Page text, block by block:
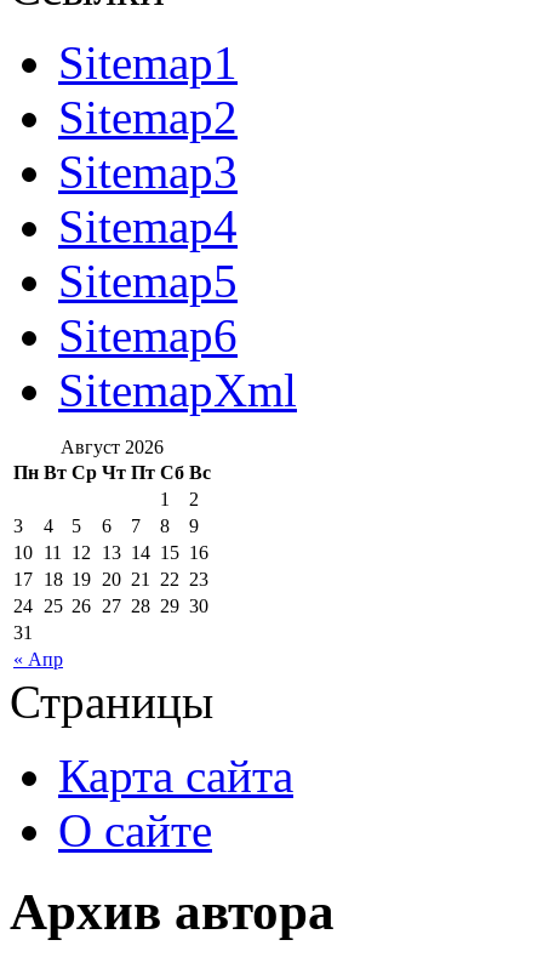
Sitemap1
Sitemap2
Sitemap3
Sitemap4
Sitemap5
Sitemap6
SitemapXml
Август 2026
Пн Вт Ср Чт Пт Сб Вс
« Апр
1
2
3
4 5 6 7 8
9
10 11 12 13 14 15 16
17 18 19 20 21 22 23
24 25 26 27 28 29 30
31
Страницы
Карта сайта
О сайте
Архив автора